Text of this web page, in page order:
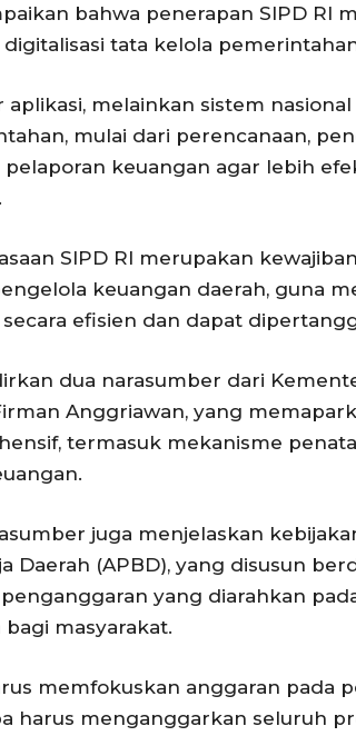
bahwa penerapan SIPD RI
tata kelola
aplikasi, melainkan sistem
mulai dari perencanaan,
keuangan agar lebih
SIPD RI merupakan
keuangan daerah, guna
efisien dan dapat
dua narasumber dari
Anggriawan, yang
termasuk mekanisme
juga menjelaskan
Daerah (APBD), yang disusun
yang diarahkan
masyarakat.
memfokuskan anggaran pada
harus menganggarkan seluruh